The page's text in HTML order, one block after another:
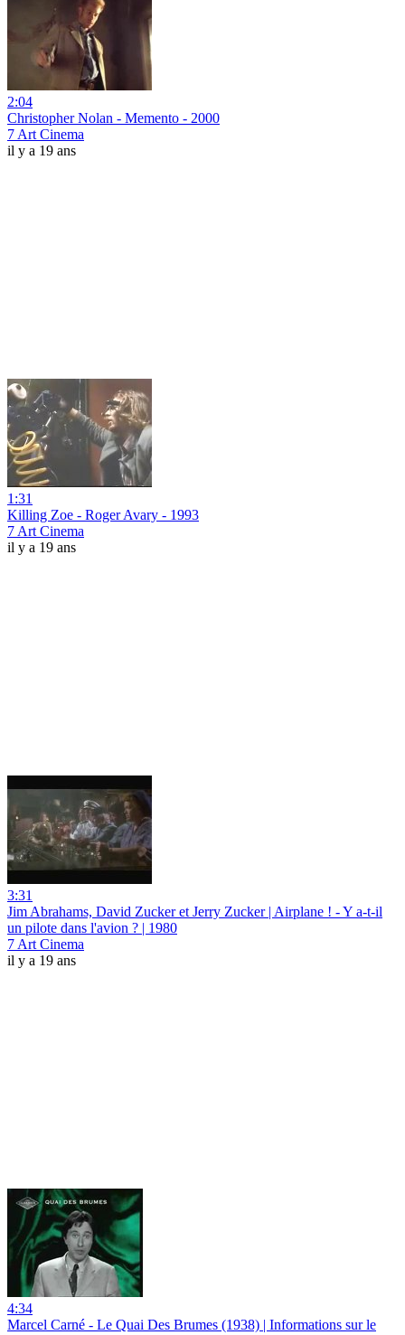
2:04
Christopher Nolan - Memento - 2000
7 Art Cinema
il y a 19 ans
1:31
Killing Zoe - Roger Avary - 1993
7 Art Cinema
il y a 19 ans
3:31
Jim Abrahams, David Zucker et Jerry Zucker | Airplane ! - Y a-t-il
un pilote dans l'avion ? | 1980
7 Art Cinema
il y a 19 ans
4:34
Marcel Carné - Le Quai Des Brumes (1938) | Informations sur le